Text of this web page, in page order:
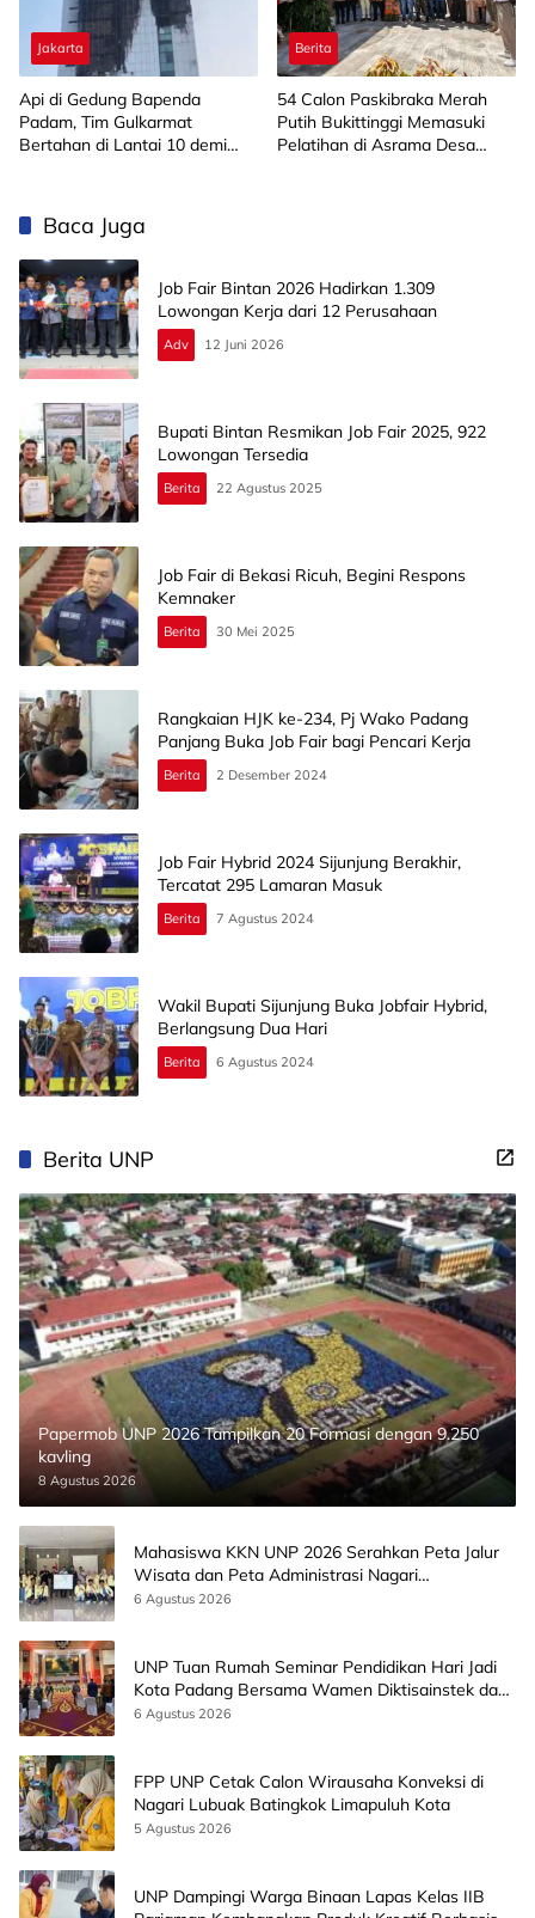
Jakarta
Api di Gedung Bapenda
Padam, Tim Gulkarmat
Bertahan di Lantai 10 demi
Berita
‎54 Calon Paskibraka Merah
Putih Bukittinggi Memasuki
Pelatihan di Asrama Desa
Baca Juga
Job Fair Bintan 2026 Hadirkan 1.309
Lowongan Kerja dari 12 Perusahaan
Adv 12 Juni 2026
Bupati Bintan Resmikan Job Fair 2025, 922
Lowongan Tersedia
Berita 22 Agustus 2025
Job Fair di Bekasi Ricuh, Begini Respons
Kemnaker
Berita 30 Mei 2025
Rangkaian HJK ke-234, Pj Wako Padang
Panjang Buka Job Fair bagi Pencari Kerja
Berita 2 Desember 2024
Job Fair Hybrid 2024 Sijunjung Berakhir,
Tercatat 295 Lamaran Masuk
Berita 7 Agustus 2024
Wakil Bupati Sijunjung Buka Jobfair Hybrid,
Berlangsung Dua Hari
Berita 6 Agustus 2024
Berita UNP
Papermob UNP 2026 Tampilkan 20 Formasi dengan 9.250
kavling
8 Agustus 2026
Mahasiswa KKN UNP 2026 Serahkan Peta Jalur
Wisata dan Peta Administrasi Nagari
Paninggahan
6 Agustus 2026
UNP Tuan Rumah Seminar Pendidikan Hari Jadi
Kota Padang Bersama Wamen Diktisainstek dan
CEO EMGS Malaysia
6 Agustus 2026
FPP UNP Cetak Calon Wirausaha Konveksi di
Nagari Lubuak Batingkok Limapuluh Kota
5 Agustus 2026
UNP Dampingi Warga Binaan Lapas Kelas IIB